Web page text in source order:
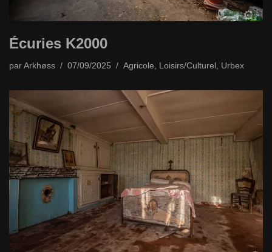
Écuries K2000
par Arkhøss 07/09/2025 Agricole Loisirs/Culturel Urbex